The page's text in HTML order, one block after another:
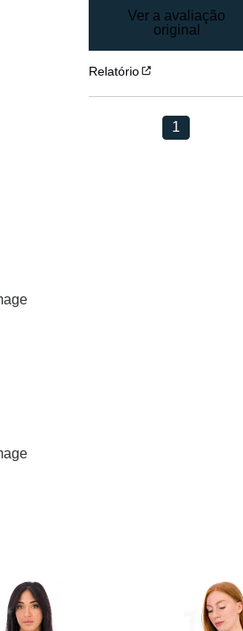
Ver a avaliação
original
Relatório
1